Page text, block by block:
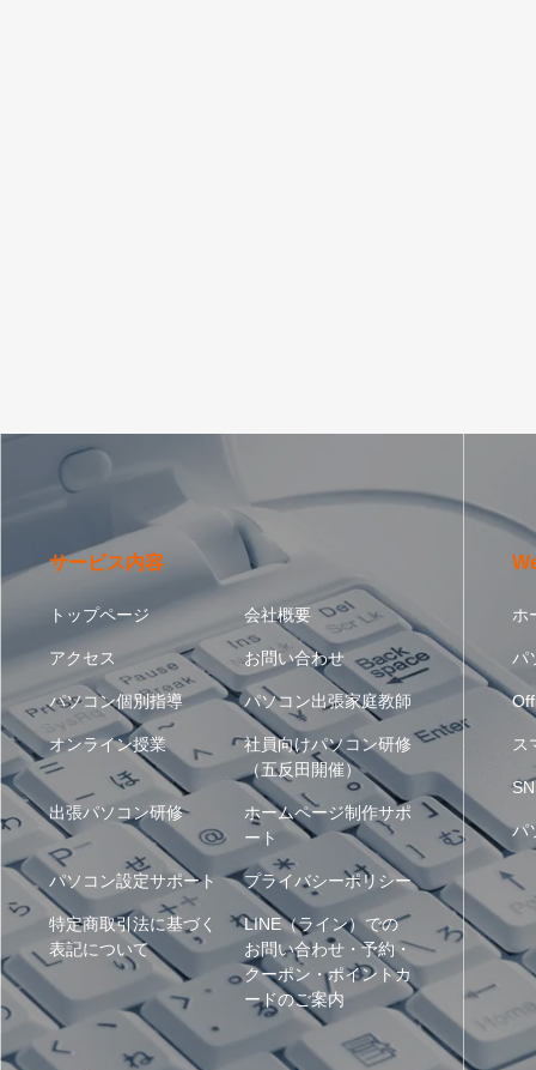
サービス内容
トップページ 会社概要
アクセス お問い合わせ
パソコン個別指導 パソコン出張家庭教師
オンライン授業
社員向けパソコン研修
（五反田開催）
出張パソコン研修
ホームページ制作サポ
ート
パソコン設定サポート プライバシーポリシー
特定商取引法に基づく
表記について
LINE（ライン）での
お問い合わせ・予約・
クーポン・ポイントカ
ードのご案内
ホ
パ
ス
パ